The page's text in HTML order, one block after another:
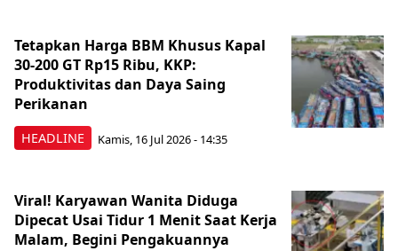
HEADLINE
Tetapkan Harga BBM Khusus Kapal
30-200 GT Rp15 Ribu, KKP:
Produktivitas dan Daya Saing
Perikanan
Kamis, 16 Jul 2026 - 14:35
Viral! Karyawan Wanita Diduga
Dipecat Usai Tidur 1 Menit Saat Kerja
Malam, Begini Pengakuannya